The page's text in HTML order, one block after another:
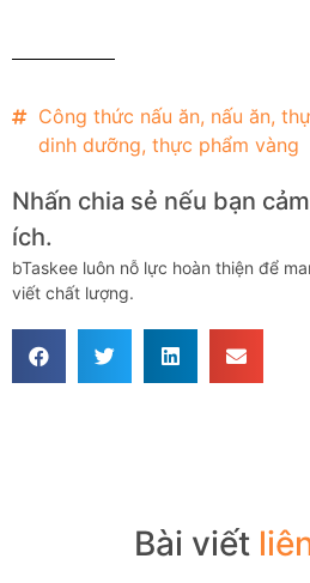
Công thức nấu ăn, nấu ăn,
dinh dưỡng, thực phẩm vàng
Nhấn chia sẻ nếu bạn
ích.
bTaskee luôn nỗ lực hoàn thiện để
viết chất lượng.
Bài viết